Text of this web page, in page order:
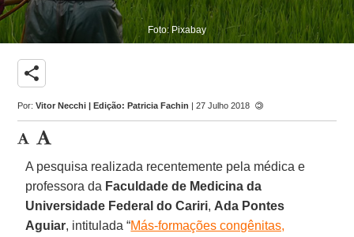
Foto: Pixabay
share
Por:Vitor Necchi | Edição: Patricia Fachin | 27 Julho 2018
A pesquisa realizada recentemente pela médica e
professora da Faculdade de Medicina da
Universidade Federal do Cariri, Ada Pontes
Aguiar, intitulada “Más-formações congênitas,